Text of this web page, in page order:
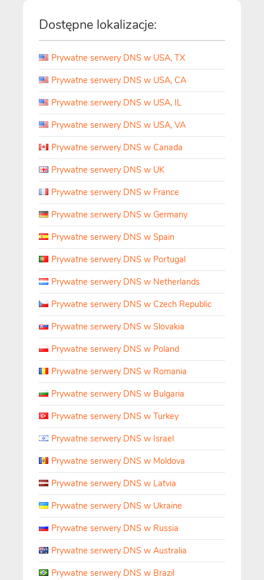
Dostępne lokalizacje:
Prywatne serwery DNS w USA, TX
Prywatne serwery DNS w USA, CA
Prywatne serwery DNS w USA, IL
Prywatne serwery DNS w USA, VA
Prywatne serwery DNS w Canada
Prywatne serwery DNS w UK
Prywatne serwery DNS w France
Prywatne serwery DNS w Germany
Prywatne serwery DNS w Spain
Prywatne serwery DNS w Portugal
Prywatne serwery DNS w Netherlands
Prywatne serwery DNS w Czech Republic
Prywatne serwery DNS w Slovakia
Prywatne serwery DNS w Poland
Prywatne serwery DNS w Romania
Prywatne serwery DNS w Bulgaria
Prywatne serwery DNS w Turkey
Prywatne serwery DNS w Israel
Prywatne serwery DNS w Moldova
Prywatne serwery DNS w Latvia
Prywatne serwery DNS w Ukraine
Prywatne serwery DNS w Russia
Prywatne serwery DNS w Australia
Prywatne serwery DNS w Brazil